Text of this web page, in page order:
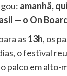
amanhã,
— o On
as 13h, os
o festival
palco em alto-